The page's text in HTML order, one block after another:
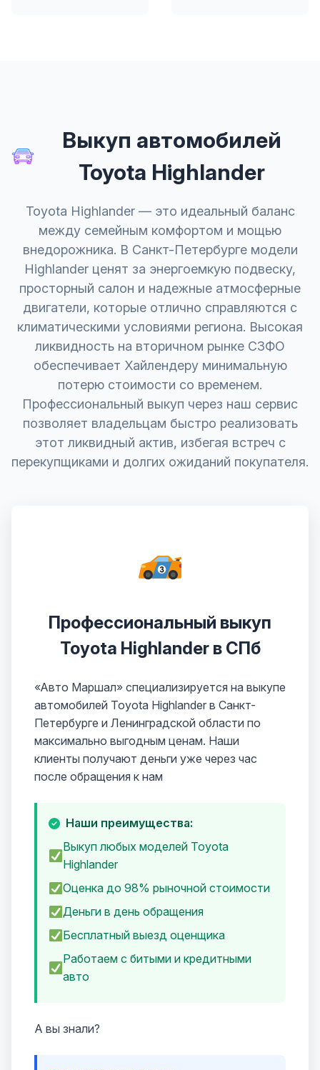
Выкуп автомобилей
Toyota Highlander
Toyota Highlander — это идеальный баланс
между семейным комфортом и мощью
внедорожника. В Санкт-Петербурге модели
Highlander ценят за энергоемкую подвеску,
просторный салон и надежные атмосферные
двигатели, которые отлично справляются с
климатическими условиями региона. Высокая
ликвидность на вторичном рынке СЗФО
обеспечивает Хайлендеру минимальную
потерю стоимости со временем.
Профессиональный выкуп через наш сервис
позволяет владельцам быстро реализовать
этот ликвидный актив, избегая встреч с
перекупщиками и долгих ожиданий покупателя.
Профессиональный выкуп
Toyota Highlander в СПб
«Авто Маршал» специализируется на выкупе
автомобилей Toyota Highlander в Санкт-
Петербурге и Ленинградской области по
максимально выгодным ценам. Наши
клиенты получают деньги уже через час
после обращения к нам
Наши преимущества:
Выкуп любых моделей Toyota
Highlander
Оценка до 98% рыночной стоимости
Деньги в день обращения
Бесплатный выезд оценщика
Работаем с битыми и кредитными
авто
А вы знали?